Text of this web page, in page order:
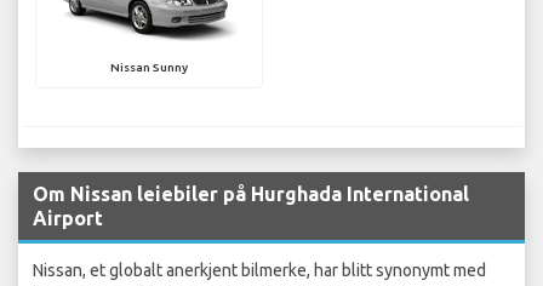
Nissan Sunny
Om Nissan leiebiler på Hurghada International
Airport
Nissan, et globalt anerkjent bilmerke, har blitt synonymt med